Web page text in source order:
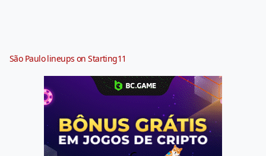
São Paulo lineups on Starting11